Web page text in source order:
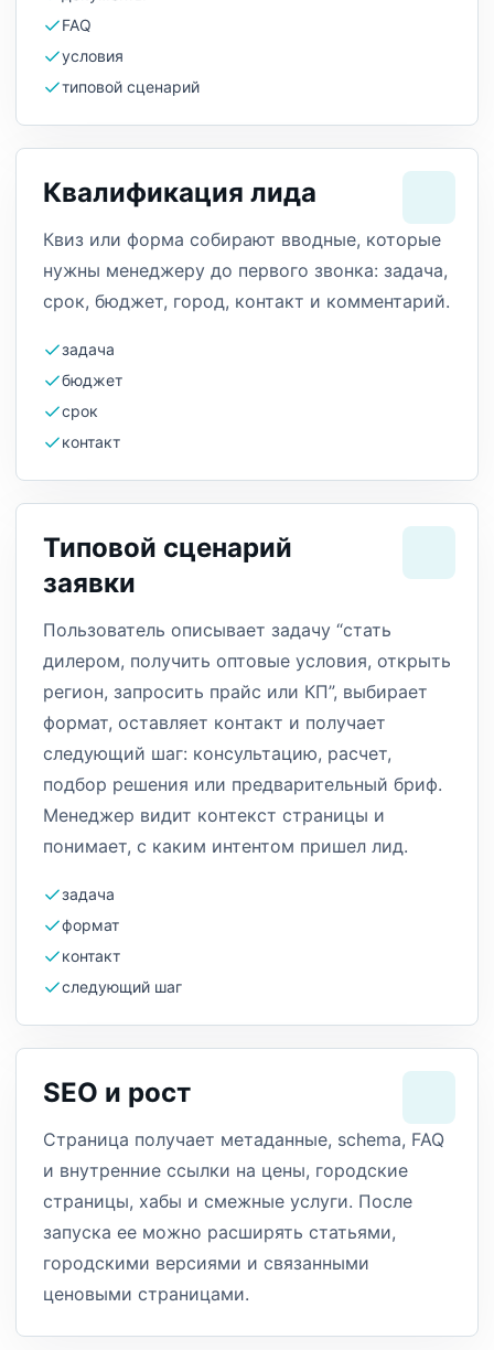
FAQ
условия
типовой сценарий
Квалификация лида
Квиз или форма собирают вводные, которые
нужны менеджеру до первого звонка: задача,
срок, бюджет, город, контакт и комментарий.
задача
бюджет
срок
контакт
Типовой сценарий
заявки
Пользователь описывает задачу “стать
дилером, получить оптовые условия, открыть
регион, запросить прайс или КП”, выбирает
формат, оставляет контакт и получает
следующий шаг: консультацию, расчет,
подбор решения или предварительный бриф.
Менеджер видит контекст страницы и
понимает, с каким интентом пришел лид.
задача
формат
контакт
следующий шаг
SEO и рост
Страница получает метаданные, schema, FAQ
и внутренние ссылки на цены, городские
страницы, хабы и смежные услуги. После
запуска ее можно расширять статьями,
городскими версиями и связанными
ценовыми страницами.